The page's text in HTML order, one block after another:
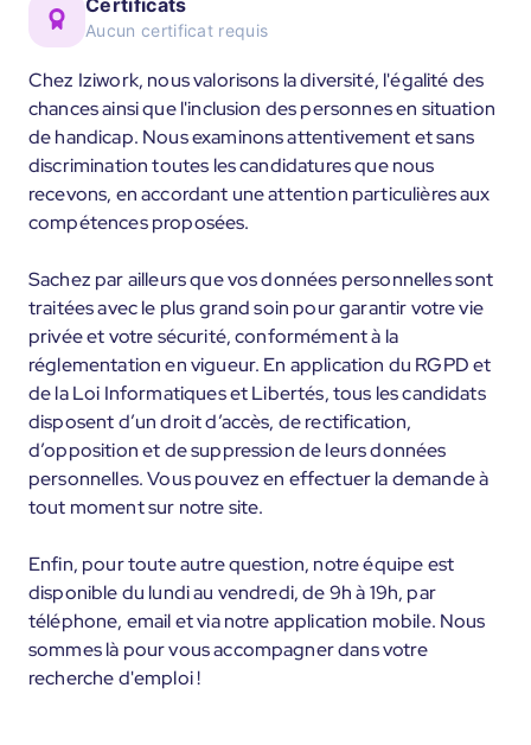
Certificats
Aucun certificat requis
Chez Iziwork, nous valorisons la diversité, l'égalité des
chances ainsi que l'inclusion des personnes en situation
de handicap. Nous examinons attentivement et sans
discrimination toutes les candidatures que nous
recevons, en accordant une attention particulières aux
compétences proposées.
Sachez par ailleurs que vos données personnelles sont
traitées avec le plus grand soin pour garantir votre vie
privée et votre sécurité, conformément à la
réglementation en vigueur. En application du RGPD et
de la Loi Informatiques et Libertés, tous les candidats
disposent d’un droit d’accès, de rectification,
d’opposition et de suppression de leurs données
personnelles. Vous pouvez en effectuer la demande à
tout moment sur notre site.
Enfin, pour toute autre question, notre équipe est
disponible du lundi au vendredi, de 9h à 19h, par
téléphone, email et via notre application mobile. Nous
sommes là pour vous accompagner dans votre
recherche d'emploi !